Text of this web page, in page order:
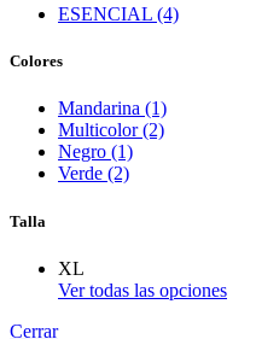
ESENCIAL (4)
Colores
Mandarina (1)
Multicolor (2)
Negro (1)
Verde (2)
Talla
XL
Ver todas las opciones
Cerrar